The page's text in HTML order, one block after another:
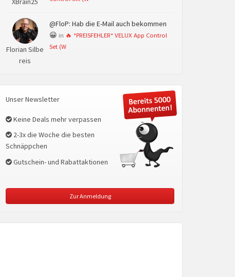
Florian Silbe
reis
@FloP: Hab die E-Mail auch bekommen
😀 in 🔥 *PREISFEHLER* VELUX App Control
Set (W
Unser Newsletter
Keine Deals mehr verpassen
2-3x die Woche die besten
Schnäppchen
Gutschein- und Rabattaktionen
Zur Anmeldung